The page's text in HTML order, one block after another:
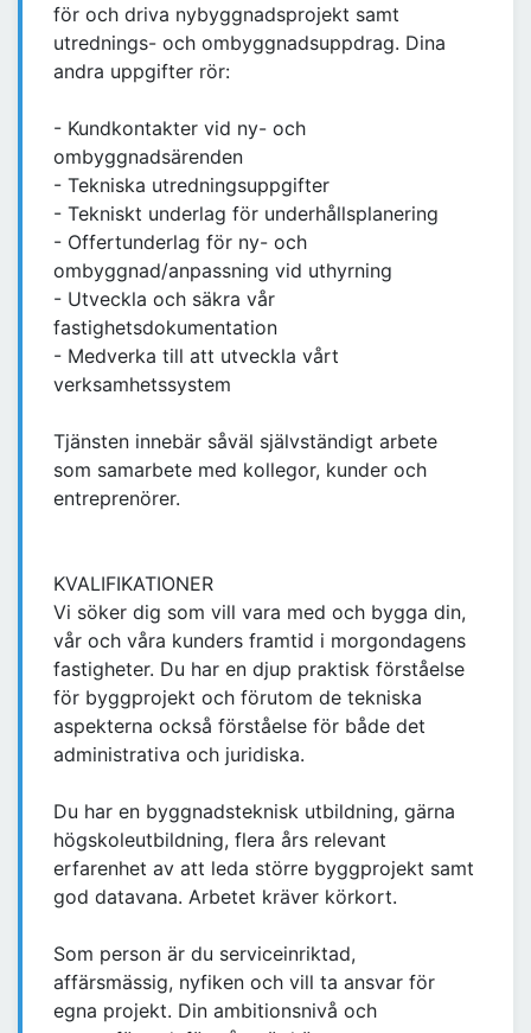
för och driva nybyggnadsprojekt samt
utrednings- och ombyggnadsuppdrag. Dina
andra uppgifter rör:
- Kundkontakter vid ny- och
ombyggnadsärenden
- Tekniska utredningsuppgifter
- Tekniskt underlag för underhållsplanering
- Offertunderlag för ny- och
ombyggnad/anpassning vid uthyrning
- Utveckla och säkra vår
fastighetsdokumentation
- Medverka till att utveckla vårt
verksamhetssystem
Tjänsten innebär såväl självständigt arbete
som samarbete med kollegor, kunder och
entreprenörer.
KVALIFIKATIONER
Vi söker dig som vill vara med och bygga din,
vår och våra kunders framtid i morgondagens
fastigheter. Du har en djup praktisk förståelse
för byggprojekt och förutom de tekniska
aspekterna också förståelse för både det
administrativa och juridiska.
Du har en byggnadsteknisk utbildning, gärna
högskoleutbildning, flera års relevant
erfarenhet av att leda större byggprojekt samt
god datavana. Arbetet kräver körkort.
Som person är du serviceinriktad,
affärsmässig, nyfiken och vill ta ansvar för
egna projekt. Din ambitionsnivå och